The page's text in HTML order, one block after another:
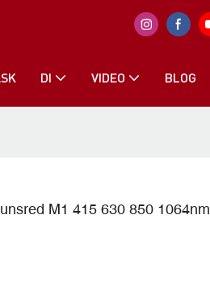
DI VIDEO BLOG
M1 415 630 850 1064nm